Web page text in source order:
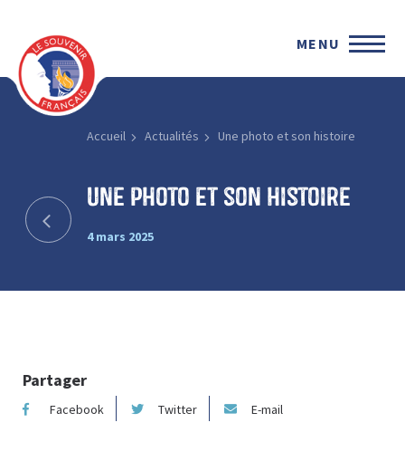
MENU
Accueil Actualités Une photo et son histoire
Une photo et son histoire
4 mars 2025
Partager
Facebook Twitter E-mail